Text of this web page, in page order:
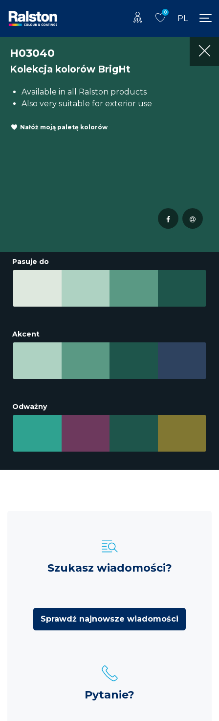
0
PL
H03040
Kolekcja kolorów BrigHt
Available in all Ralston products
Also very suitable for exterior use
Nałóż moją paletę kolorów
Pasuje do
Akcent
Odważny
Szukasz wiadomości?
Sprawdź najnowsze wiadomości
Pytanie?